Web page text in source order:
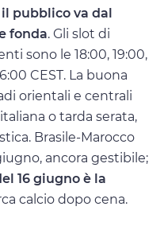
pubblico va dal
fonda. Gli slot di
sono le 18:00, 19:00,
CEST. La buona
orientali e centrali
o tarda serata,
Brasile-Marocco
ancora gestibile;
16 giugno è la
calcio dopo cena.